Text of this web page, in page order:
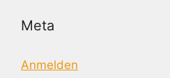
Meta
Anmelden